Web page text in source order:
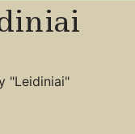
"Leidiniai"